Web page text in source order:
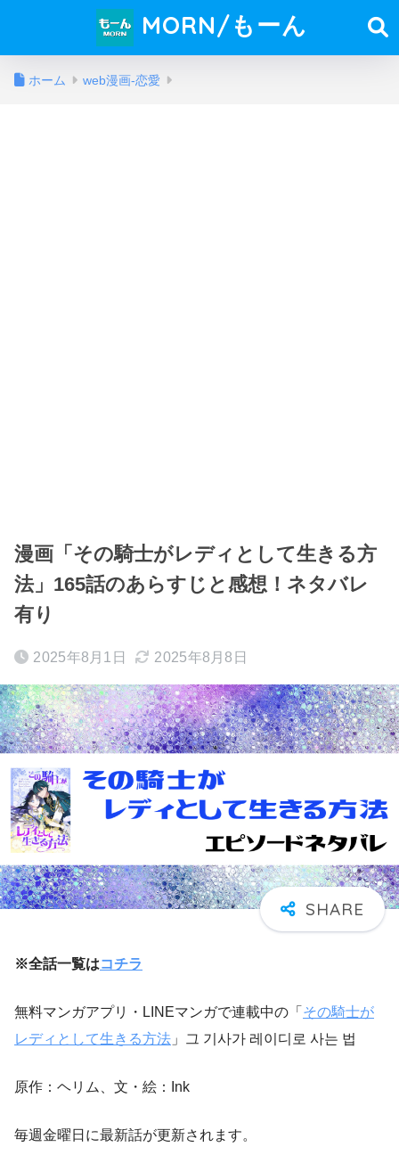
MORN/もーん
ホーム web漫画-恋愛
漫画「その騎士がレディとして生きる方
法」165話のあらすじと感想！ネタバレ
有り
2025年8月1日 2025年8月8日
※全話一覧はコチラ
無料マンガアプリ・LINEマンガで連載中の「 その騎士が
レディとして生きる方法 」그 기사가 레이디로 사는 법
原作：ヘリム、文・絵：Ink
毎週金曜日に最新話が更新されます。